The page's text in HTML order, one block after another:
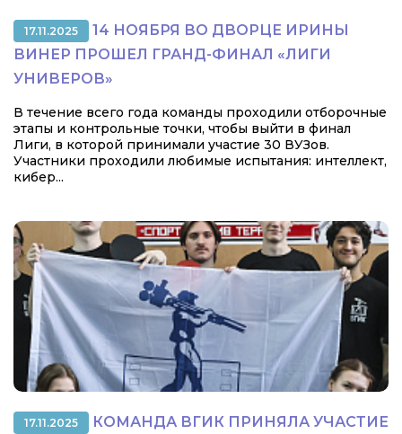
17.11.2025
14 НОЯБРЯ ВО ДВОРЦЕ ИРИНЫ
ВИНЕР ПРОШЕЛ ГРАНД-ФИНАЛ «ЛИГИ
УНИВЕРОВ»
В течение всего года команды проходили отборочные
этапы и контрольные точки, чтобы выйти в финал
Лиги, в которой принимали участие 30 ВУЗов.
Участники проходили любимые испытания: интеллект,
кибер...
17.11.2025
КОМАНДА ВГИК ПРИНЯЛА УЧАСТИЕ